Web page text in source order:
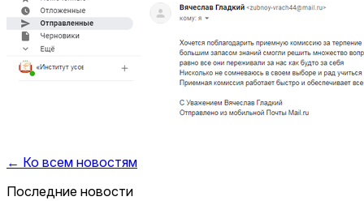
← Ко всем новостям
Последние новости